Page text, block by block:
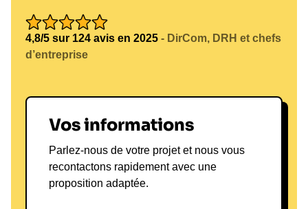
4,8/5 sur 124 avis en 2025 - DirCom, DRH et chefs
d’entreprise
Vos informations
Parlez-nous de votre projet et nous vous
recontactons rapidement avec une
proposition adaptée.